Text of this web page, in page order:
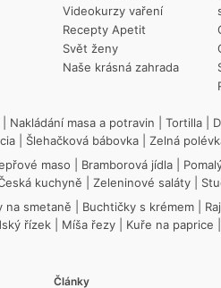
Videokurzy vaření
Recepty Apetit
Svět ženy
Naše krásná zahrada
Nakládání masa a potravin Tortilla
Šlehačková bábovka Zelná
maso Bramborová jídla
kuchyně Zeleninové saláty
na smetaně Buchtičky s krémem
řízek Míša řezy Kuře na paprice
Články